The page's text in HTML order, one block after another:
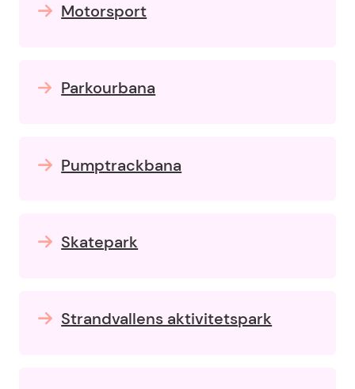
Motorsport
Parkourbana
Pumptrackbana
Skatepark
Strandvallens aktivitetspark